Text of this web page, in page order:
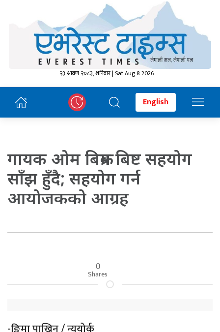
२३ श्रावण २०८३, शनिबार | Sat Aug 8 2026
English
गायक ओम बिक्रम बिष्ट सहयोग
साँझ हुँदै; सहयोग गर्न
आयोजकको आग्रह
0
Shares